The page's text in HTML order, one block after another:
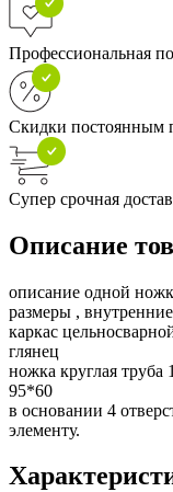
Профессиональная
Скидки постоянным
Супер срочная
Описание
описание одной
размеры ,
каркас
глянец
ножка круглая
95*60
в основании 4
элементу.